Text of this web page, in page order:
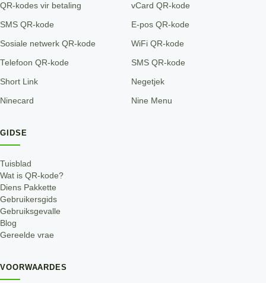
QR-kodes vir betaling vCard QR-kode
SMS QR-kode E-pos QR-kode
Sosiale netwerk QR-kode WiFi QR-kode
Telefoon QR-kode SMS QR-kode
Short Link Negetjek
Ninecard Nine Menu
GIDSE
Tuisblad
Wat is QR-kode?
Diens Pakkette
Gebruikersgids
Gebruiksgevalle
Blog
Gereelde vrae
VOORWAARDES